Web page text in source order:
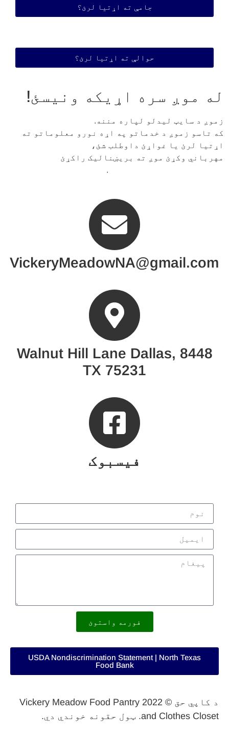
جامې ته اړتیا لرئ؟
حوالې ته اړتیا لرئ؟
له موږ سره اړیکه ونیسئ!
زموږ د سایټ لیدلو لپاره مننه.
که تاسو زموږ د خدماتو په اړه نورو معلوماتو ته
اړتیا لرئ یا غواړئ داوطلب شئ،
مهرباني وکړئ موږ ته بریښنالیک راکړئ
.
VickeryMeadowNA@gmail.com
8448 Walnut Hill Lane Dallas,
TX 75231
فیسبوک
فورمه واستوئ
USDA Nondiscrimination Statement | North Texas
Food Bank
د کاپي حق © 2022 Vickery Meadow Food Pantry
and Clothes Closet. ټول حقونه خوندي دي.